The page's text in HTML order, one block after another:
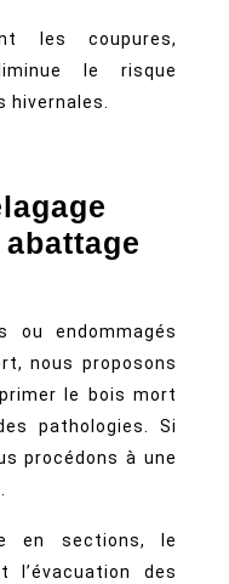
les coupures,
le risque
hivernales.
ou endommagés
nous proposons
le bois mort
pathologies. Si
procédons à une
en sections, le
l’évacuation des